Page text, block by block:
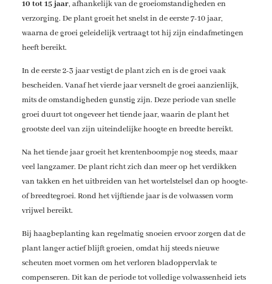
10 tot 15 jaar, afhankelijk van de groeiomstandigheden en
verzorging. De plant groeit het snelst in de eerste 7-10 jaar,
waarna de groei geleidelijk vertraagt tot hij zijn eindafmetingen
heeft bereikt.
In de eerste 2-3 jaar vestigt de plant zich en is de groei vaak
bescheiden. Vanaf het vierde jaar versnelt de groei aanzienlijk,
mits de omstandigheden gunstig zijn. Deze periode van snelle
groei duurt tot ongeveer het tiende jaar, waarin de plant het
grootste deel van zijn uiteindelijke hoogte en breedte bereikt.
Na het tiende jaar groeit het krentenboompje nog steeds, maar
veel langzamer. De plant richt zich dan meer op het verdikken
van takken en het uitbreiden van het wortelstelsel dan op hoogte-
of breedtegroei. Rond het vijftiende jaar is de volwassen vorm
vrijwel bereikt.
Bij haagbeplanting kan regelmatig snoeien ervoor zorgen dat de
plant langer actief blijft groeien, omdat hij steeds nieuwe
scheuten moet vormen om het verloren bladoppervlak te
compenseren. Dit kan de periode tot volledige volwassenheid iets